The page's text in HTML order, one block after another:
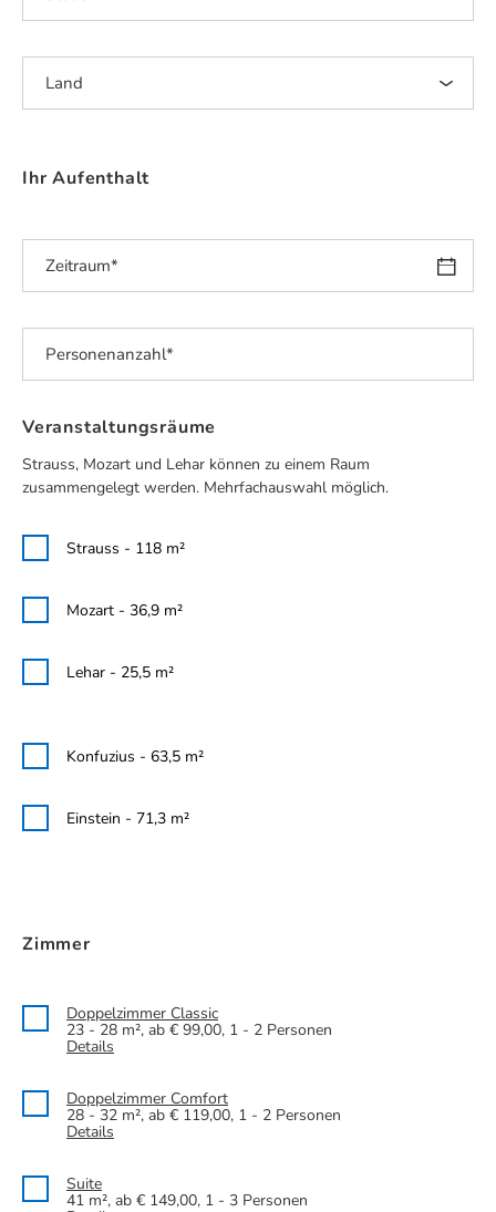
Ihr Aufenthalt
Veranstaltungsräume
Strauss, Mozart und Lehar können zu einem Raum
zusammengelegt werden. Mehrfachauswahl möglich.
Strauss - 118 m²
Mozart - 36,9 m²
Lehar - 25,5 m²
Konfuzius - 63,5 m²
Einstein - 71,3 m²
Zimmer
Doppelzimmer Classic
23 - 28 m², ab € 99,00, 1 - 2 Personen
Details
Doppelzimmer Comfort
28 - 32 m², ab € 119,00, 1 - 2 Personen
Details
Suite
41 m², ab € 149,00, 1 - 3 Personen